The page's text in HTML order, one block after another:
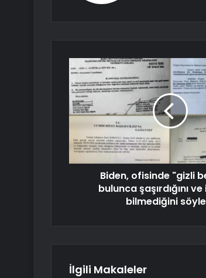
Biden, ofisinde "gizli
bulunca şaşırdığını
bilmediğini
İlgili Makaleler